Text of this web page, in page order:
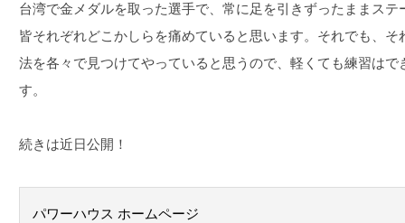
台湾で金メダルを取った選手で、常に足を引きずったままス
皆それぞれどこかしらを痛めていると思います。それでも、
法を各々で見つけてやっていると思うので、軽くても練習は
す。
続きは近日公開！
パワーハウス ホームページ